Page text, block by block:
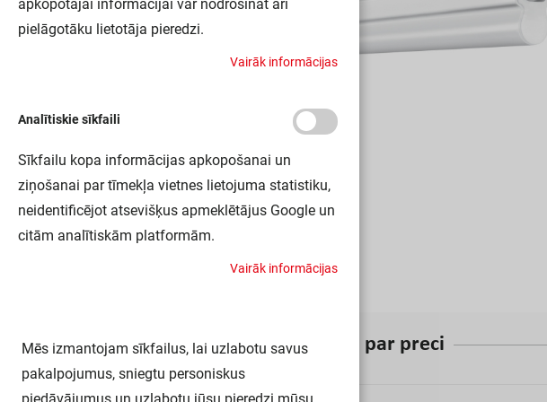
Inform par preci
apkopotajai informācijai var nodrošināt arī
pielāgotāku lietotāja pieredzi.
Vairāk informācijas
Analītiskie sīkfaili
Sīkfailu kopa informācijas apkopošanai un
ziņošanai par tīmekļa vietnes lietojuma statistiku,
neidentificējot atsevišķus apmeklētājus Google un
citām analītiskām platformām.
Vairāk informācijas
Mēs izmantojam sīkfailus, lai uzlabotu savus
pakalpojumus, sniegtu personiskus